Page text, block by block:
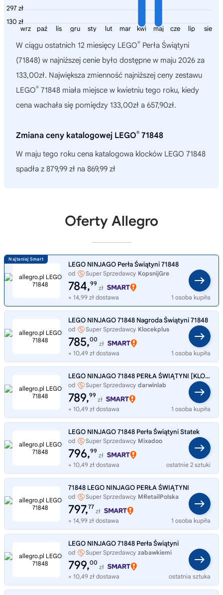
297 zł
130 zł
sie
lip
cze
maj
kwi
mar
lut
sty
gru
lis
paź
wrz
W ciągu ostatnich 12 miesięcy LEGO® Perła Świątyni
(71848) w najniższej cenie było dostępne w maju 2026 za
133,00zł. Największa zmienność najniższej ceny zestawu
LEGO® 71848 miała miejsce w kwietniu tego roku, kiedy
cena wachała się pomiędzy 133,00zł a 657,90zł.
Zmiana ceny katalogowej LEGO® 71848
W maju tego roku cena katalogowa klocków LEGO 71848
spadła z 879,99 zł na 869,99 zł
Oferty Allegro
LEGO NINJAGO Perła Świątyni 71848
od Super Sprzedawcy KopsnijGre
784,99
zł
+ 14,99 zł dostawa
1 osoba kupiła
LEGO NINJAGO 71848 Nagroda Świątyni 71848
od Super Sprzedawcy Klocekplus
785,00
zł
+ 10,49 zł dostawa
1 osoba kupiła
LEGO NINJAGO 71848 PERŁA ŚWIĄTYNI [KLOCKI]
od Super Sprzedawcy darwinlab
789,99
zł
+ 10,49 zł dostawa
1 osoba kupiła
LEGO NINJAGO 71848 Perła Świątyni Statek
od Super Sprzedawcy Mixadoo
796,99
zł
+ 10,49 zł dostawa
ostatnie 2 sztuki
71848 LEGO NINJAGO PERŁA ŚWIĄTYNI
od Super Sprzedawcy MRetailPolska
797,77
zł
+ 14,99 zł dostawa
1 osoba kupiła
LEGO NINJAGO 71848 Perła Świątyni
od Super Sprzedawcy zabawkiemi
799,00
zł
+ 10,49 zł dostawa
ostatnia sztuka